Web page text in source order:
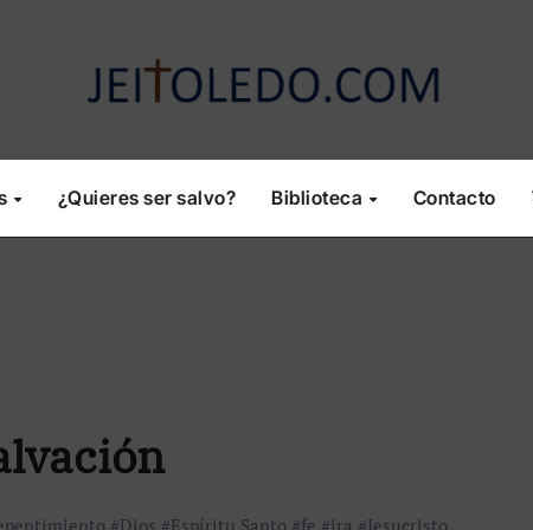
¿Quieres ser salvo? Biblioteca Contacto
#Dios #Espíritu Santo #fe #ira #Jesucristo